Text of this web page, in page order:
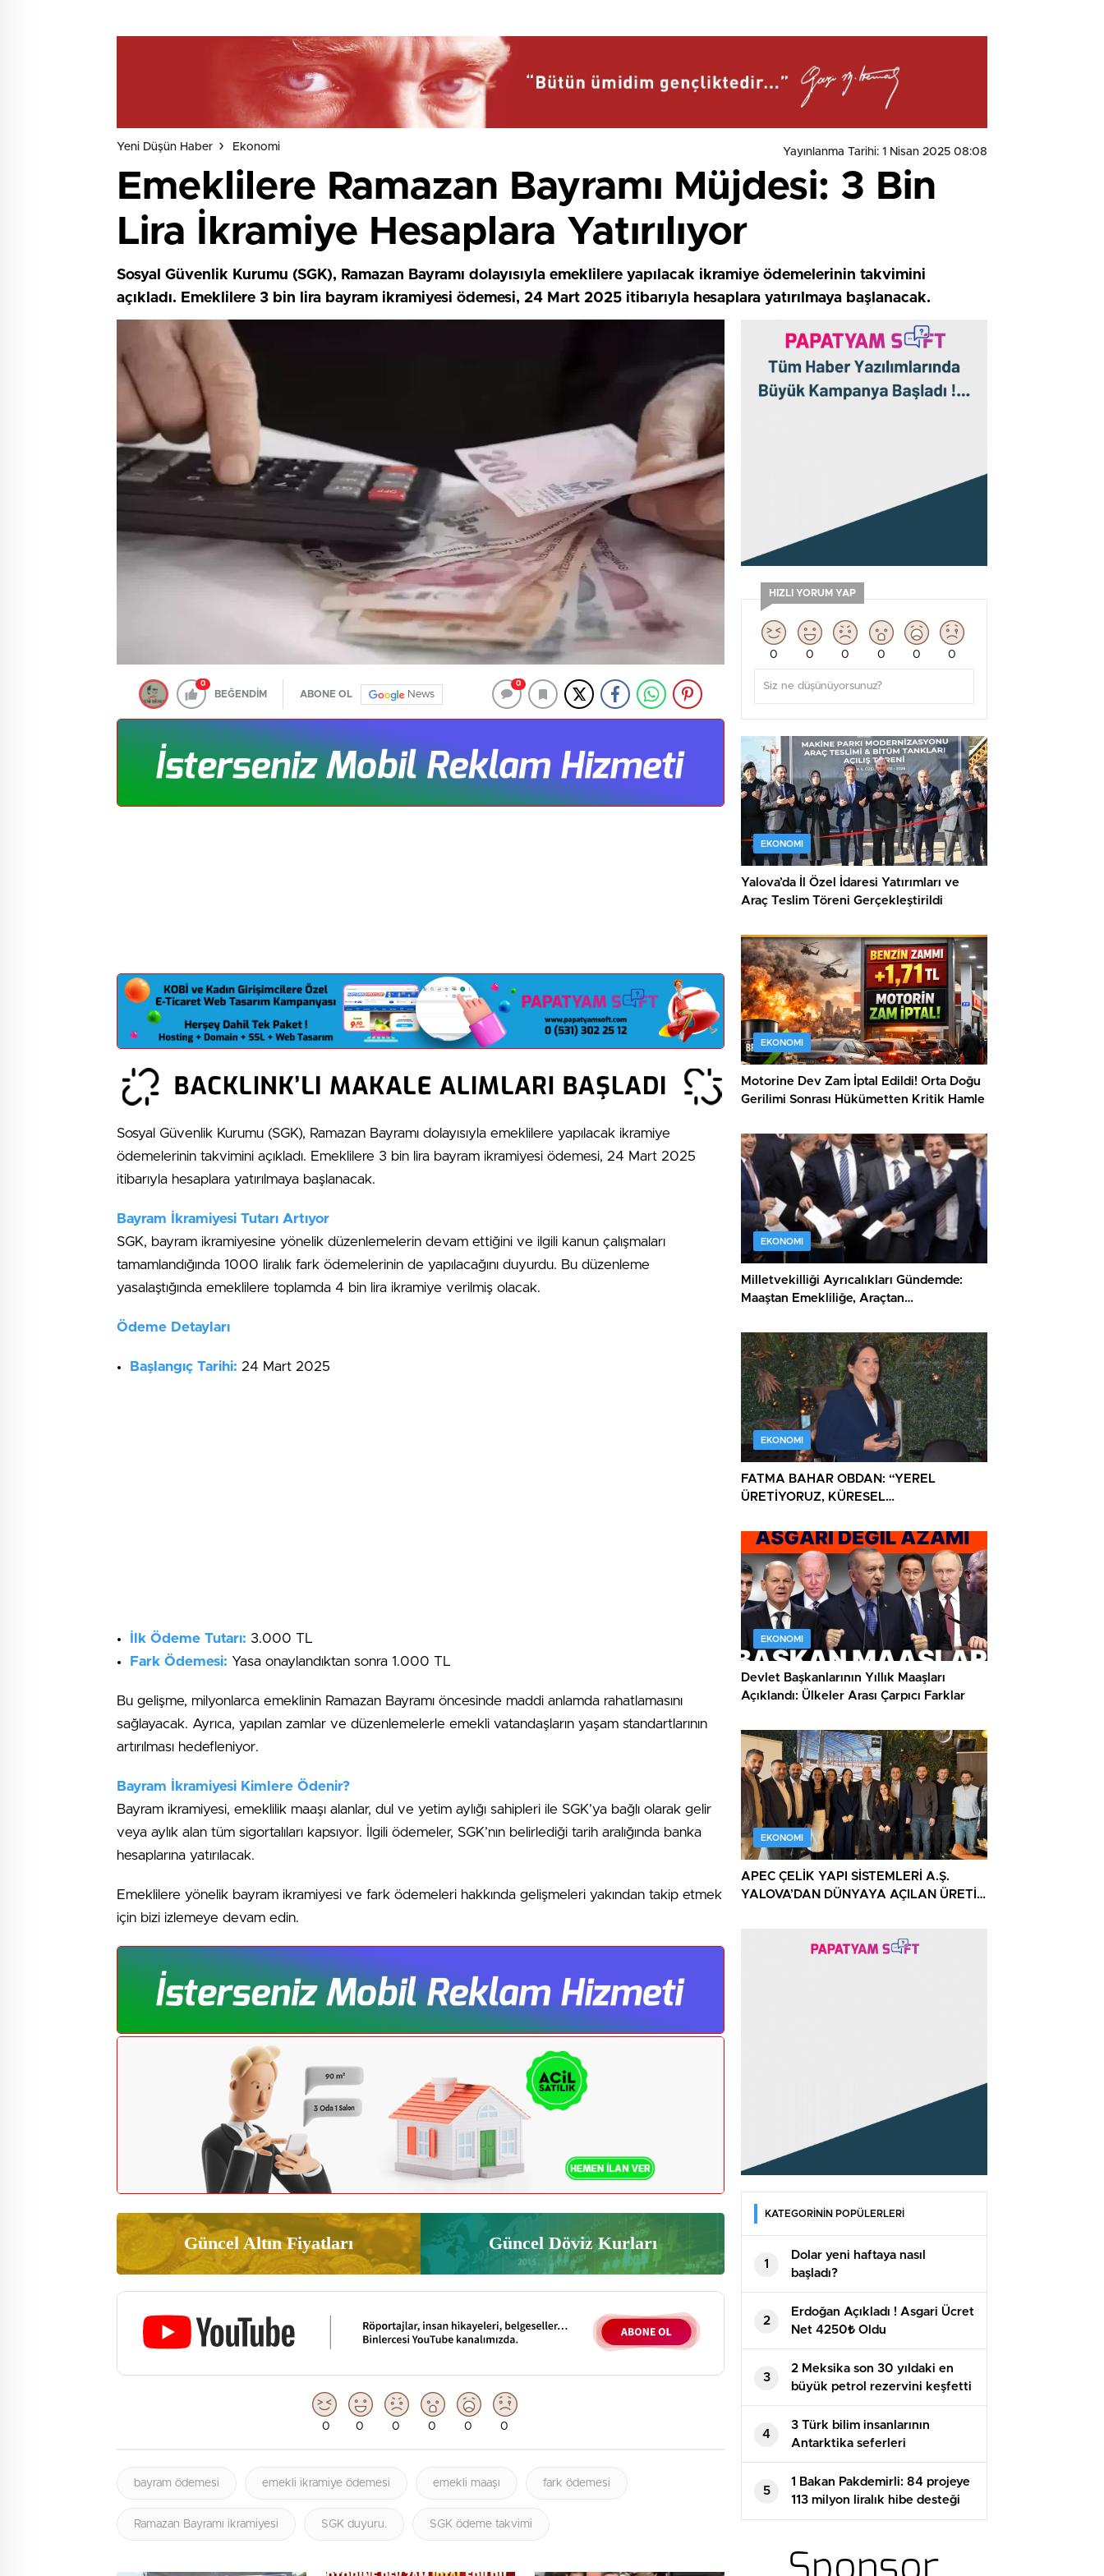
Yeni Düşün Haber Ekonomi Yayınlanma Tarihi: 1 Nisan 2025 08:08
Emeklilere Ramazan Bayramı Müjdesi: 3 Bin
Lira İkramiye Hesaplara Yatırılıyor
Sosyal Güvenlik Kurumu (SGK), Ramazan Bayramı dolayısıyla emeklilere yapılacak ikramiye ödemelerinin takvimini
açıkladı. Emeklilere 3 bin lira bayram ikramiyesi ödemesi, 24 Mart 2025 itibarıyla hesaplara yatırılmaya başlanacak.
0
BEĞENDİM ABONE OL News
0
Sosyal Güvenlik Kurumu (SGK), Ramazan Bayramı dolayısıyla emeklilere yapılacak ikramiye
ödemelerinin takvimini açıkladı. Emeklilere 3 bin lira bayram ikramiyesi ödemesi, 24 Mart 2025
itibarıyla hesaplara yatırılmaya başlanacak.
Bayram İkramiyesi Tutarı Artıyor
SGK, bayram ikramiyesine yönelik düzenlemelerin devam ettiğini ve ilgili kanun çalışmaları
tamamlandığında 1000 liralık fark ödemelerinin de yapılacağını duyurdu. Bu düzenleme
yasalaştığında emeklilere toplamda 4 bin lira ikramiye verilmiş olacak.
Ödeme Detayları
Başlangıç Tarihi: 24 Mart 2025
İlk Ödeme Tutarı: 3.000 TL
Fark Ödemesi: Yasa onaylandıktan sonra 1.000 TL
Bu gelişme, milyonlarca emeklinin Ramazan Bayramı öncesinde maddi anlamda rahatlamasını
sağlayacak. Ayrıca, yapılan zamlar ve düzenlemelerle emekli vatandaşların yaşam standartlarının
artırılması hedefleniyor.
Bayram İkramiyesi Kimlere Ödenir?
Bayram ikramiyesi, emeklilik maaşı alanlar, dul ve yetim aylığı sahipleri ile SGK’ya bağlı olarak gelir
veya aylık alan tüm sigortalıları kapsıyor. İlgili ödemeler, SGK’nın belirlediği tarih aralığında banka
hesaplarına yatırılacak.
Emeklilere yönelik bayram ikramiyesi ve fark ödemeleri hakkında gelişmeleri yakından takip etmek
için bizi izlemeye devam edin.
Güncel Altın Fiyatları Güncel Döviz Kurları
0 0 0 0 0 0
bayram ödemesi emekli ikramiye ödemesi emekli maaşı fark ödemesi
Ramazan Bayramı ikramiyesi SGK duyuru. SGK ödeme takvimi
HIZLI YORUM YAP
0 0 0 0 0 0
EKONOMI
Yalova’da İl Özel İdaresi Yatırımları ve
Araç Teslim Töreni Gerçekleştirildi
EKONOMI
Motorine Dev Zam İptal Edildi! Orta Doğu
Gerilimi Sonrası Hükümetten Kritik Hamle
EKONOMI
Milletvekilliği Ayrıcalıkları Gündemde:
Maaştan Emekliliğe, Araçtan
EKONOMI
FATMA BAHAR OBDAN: “YEREL
ÜRETİYORUZ, KÜRESEL
EKONOMI
Devlet Başkanlarının Yıllık Maaşları
Açıklandı: Ülkeler Arası Çarpıcı Farklar
EKONOMI
APEC ÇELİK YAPI SİSTEMLERİ A.Ş.
YALOVA’DAN DÜNYAYA AÇILAN ÜRETİM
KATEGORİNİN POPÜLERLERİ
1
Dolar yeni haftaya nasıl
başladı?
2
Erdoğan Açıkladı ! Asgari Ücret
Net 4250₺ Oldu
3
2 Meksika son 30 yıldaki en
büyük petrol rezervini keşfetti
4
3 Türk bilim insanlarının
Antarktika seferleri
meyvelerini veriyor
5
1 Bakan Pakdemirli: 84 projeye
113 milyon liralık hibe desteği
sağlanacak